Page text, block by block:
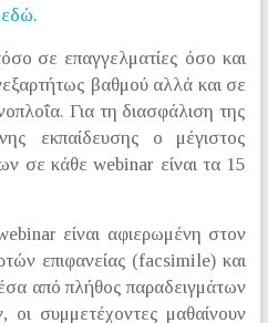
εδώ.
σε επαγγελματίες όσο και
βαθμού αλλά και σε
Για τη διασφάλιση της
εκπαίδευσης ο μέγιστος
σε κάθε webinar είναι τα 15
είναι αφιερωμένη στον
επιφανείας (facsimile) και
από πλήθος παραδειγμάτων
οι συμμετέχοντες μαθαίνουν